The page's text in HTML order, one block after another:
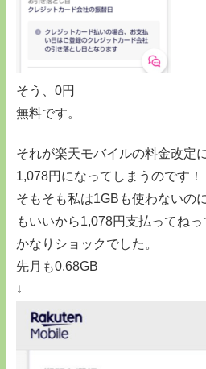
そう、0円
無料です。
それが楽天モバイルの料金改定
1,078円になってしまうのです！
そもそも私は1GBも使わないの
もいいから1,078円支払ってねっ
かなりショックでした。
先月も0.68GB
↓